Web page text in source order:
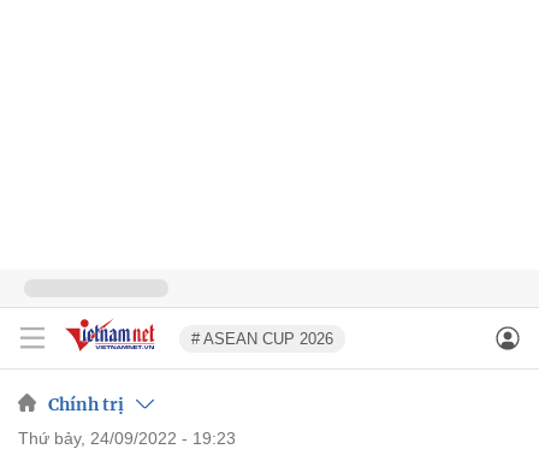
# ASEAN CUP 2026
Chính trị
thứ bảy, 24/09/2022 - 19:23